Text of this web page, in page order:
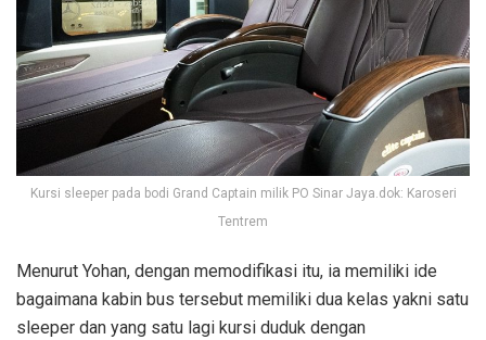
Kursi sleeper pada bodi Grand Captain milik PO Sinar Jaya.dok: Karoseri
Tentrem
Menurut Yohan, dengan memodifikasi itu, ia memiliki ide
bagaimana kabin bus tersebut memiliki dua kelas yakni satu
sleeper dan yang satu lagi kursi duduk dengan